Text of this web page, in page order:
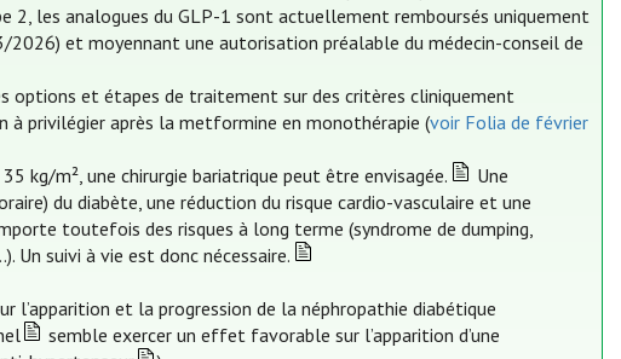
2, les analogues du GLP-1 sont actuellement remboursés uniquement
2026) et moyennant une autorisation préalable du médecin-conseil de
options et étapes de traitement sur des critères cliniquement
privilégier après la metformine en monothérapie (voir Folia de février
kg/m², une chirurgie bariatrique peut être envisagée.
Une
du diabète, une réduction du risque cardio-vasculaire et une
toutefois des risques à long terme (syndrome de dumping,
Un suivi à vie est donc nécessaire.
l’apparition et la progression de la néphropathie diabétique
semble exercer un effet favorable sur l’apparition d’une